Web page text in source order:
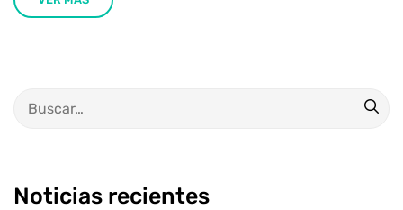
Noticias recientes